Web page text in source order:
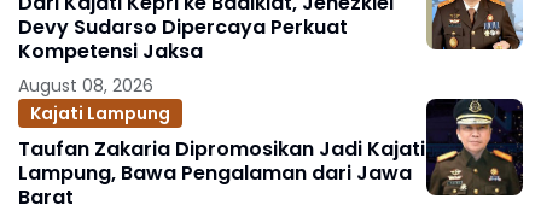
Devy Sudarso Dipercaya Perkuat
Kompetensi Jaksa
August 08, 2026
Kajati Lampung
Taufan Zakaria Dipromosikan Jadi Kajati
Lampung, Bawa Pengalaman dari Jawa
Barat